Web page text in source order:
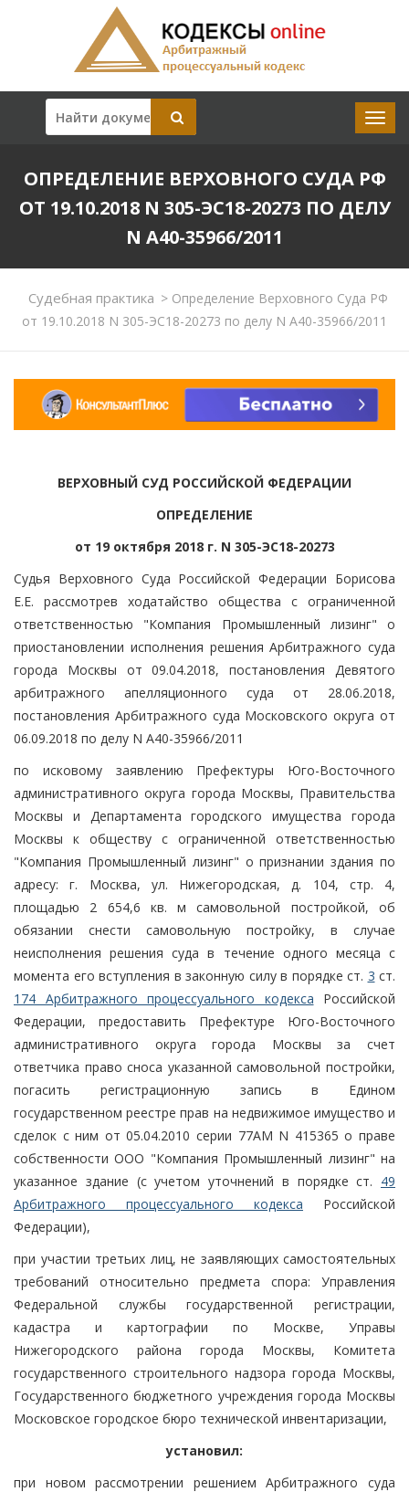
ОПРЕДЕЛЕНИЕ ВЕРХОВНОГО СУДА РФ
ОТ 19.10.2018 N 305-ЭС18-20273 ПО ДЕЛУ
N А40-35966/2011
Судебная практика >Определение Верховного Суда РФ
от 19.10.2018 N 305-ЭС18-20273 по делу N А40-35966/2011
ВЕРХОВНЫЙ СУД РОССИЙСКОЙ ФЕДЕРАЦИИ
ОПРЕДЕЛЕНИЕ
от 19 октября 2018 г. N 305-ЭС18-20273
Судья Верховного Суда Российской Федерации Борисова
Е.Е. рассмотрев ходатайство общества с ограниченной
ответственностью "Компания Промышленный лизинг" о
приостановлении исполнения решения Арбитражного суда
города Москвы от 09.04.2018, постановления Девятого
арбитражного апелляционного суда от 28.06.2018,
постановления Арбитражного суда Московского округа от
06.09.2018 по делу N А40-35966/2011
по исковому заявлению Префектуры Юго-Восточного
административного округа города Москвы, Правительства
Москвы и Департамента городского имущества города
Москвы к обществу с ограниченной ответственностью
"Компания Промышленный лизинг" о признании здания по
адресу: г. Москва, ул. Нижегородская, д. 104, стр. 4,
площадью 2 654,6 кв. м самовольной постройкой, об
обязании снести самовольную постройку, в случае
неисполнения решения суда в течение одного месяца с
момента его вступления в законную силу в порядке ст. 3 ст.
174 Арбитражного процессуального кодекса Российской
Федерации, предоставить Префектуре Юго-Восточного
административного округа города Москвы за счет
ответчика право сноса указанной самовольной постройки,
погасить регистрационную запись в Едином
государственном реестре прав на недвижимое имущество и
сделок с ним от 05.04.2010 серии 77АМ N 415365 о праве
собственности ООО "Компания Промышленный лизинг" на
указанное здание (с учетом уточнений в порядке ст. 49
Арбитражного процессуального кодекса Российской
Федерации),
при участии третьих лиц, не заявляющих самостоятельных
требований относительно предмета спора: Управления
Федеральной службы государственной регистрации,
кадастра и картографии по Москве, Управы
Нижегородского района города Москвы, Комитета
государственного строительного надзора города Москвы,
Государственного бюджетного учреждения города Москвы
Московское городское бюро технической инвентаризации,
установил:
при новом рассмотрении решением Арбитражного суда